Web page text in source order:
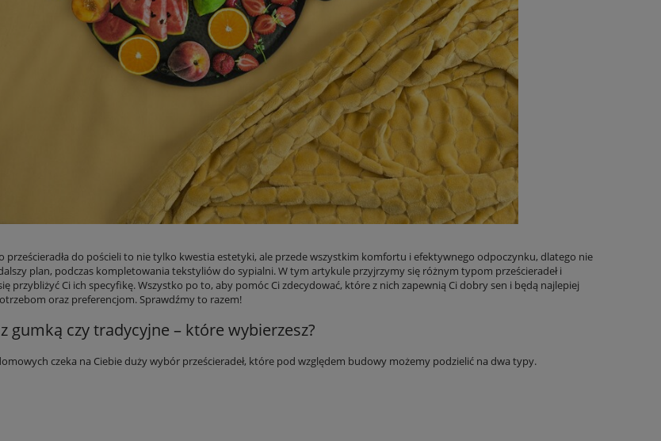
prześcieradła do pościeli to nie tylko kwestia estetyki, ale przede wszystkim komfortu i efektywnego odpoczynku, dlatego nie
plan, podczas kompletowania tekstyliów do sypialni. W tym artykule przyjrzymy się różnym typom prześcieradeł i
przybliżyć Ci ich specyfikę. Wszystko po to, aby pomóc Ci zdecydować, które z nich zapewnią Ci dobry sen i będą najlepiej
oraz preferencjom. Sprawdźmy to razem!
gumką czy tradycyjne – które wybierzesz?
czeka na Ciebie duży wybór prześcieradeł, które pod względem budowy możemy podzielić na dwa typy.